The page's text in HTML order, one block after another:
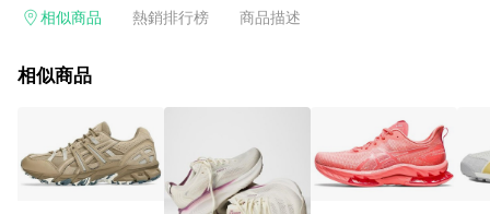
相似商品 熱銷排行榜 商品描述
相似商品